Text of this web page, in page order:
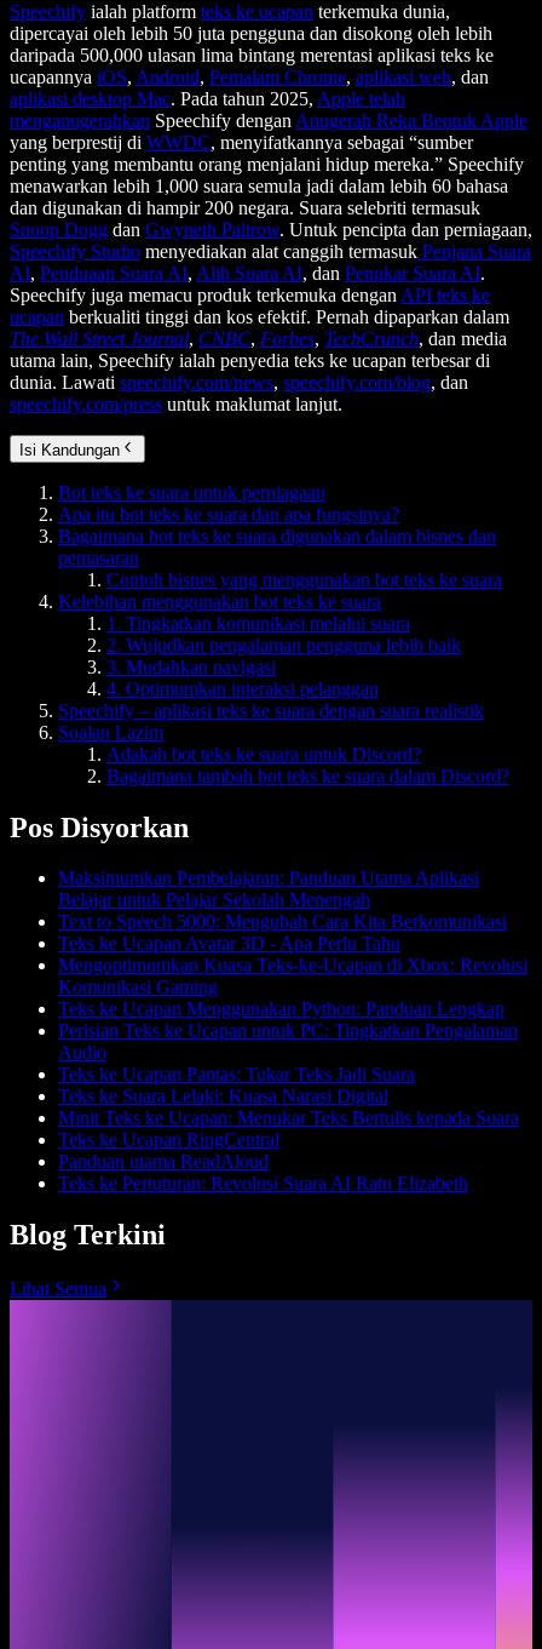
Speechify ialah platform teks ke ucapan terkemuka dunia,
dipercayai oleh lebih 50 juta pengguna dan disokong oleh lebih
daripada 500,000 ulasan lima bintang merentasi aplikasi teks ke
ucapannya iOS, Android, Pemalam Chrome, aplikasi web, dan
aplikasi desktop Mac. Pada tahun 2025, Apple telah
menganugerahkan Speechify dengan Anugerah Reka Bentuk Apple
yang berprestij di WWDC, menyifatkannya sebagai “sumber
penting yang membantu orang menjalani hidup mereka.” Speechify
menawarkan lebih 1,000 suara semula jadi dalam lebih 60 bahasa
dan digunakan di hampir 200 negara. Suara selebriti termasuk
Snoop Dogg dan Gwyneth Paltrow. Untuk pencipta dan perniagaan,
Speechify Studio menyediakan alat canggih termasuk Penjana Suara
AI, Penduaan Suara AI, Alih Suara AI, dan Penukar Suara AI.
Speechify juga memacu produk terkemuka dengan API teks ke
ucapan berkualiti tinggi dan kos efektif. Pernah dipaparkan dalam
The Wall Street Journal, CNBC, Forbes, TechCrunch, dan media
utama lain, Speechify ialah penyedia teks ke ucapan terbesar di
dunia. Lawati speechify.com/news, speechify.com/blog, dan
speechify.com/press untuk maklumat lanjut.
Isi Kandungan
Bot teks ke suara untuk perniagaan
Apa itu bot teks ke suara dan apa fungsinya?
Bagaimana bot teks ke suara digunakan dalam bisnes dan
pemasaran
Contoh bisnes yang menggunakan bot teks ke suara
Kelebihan menggunakan bot teks ke suara
1. Tingkatkan komunikasi melalui suara
2. Wujudkan pengalaman pengguna lebih baik
3. Mudahkan navigasi
4. Optimumkan interaksi pelanggan
Speechify – aplikasi teks ke suara dengan suara realistik
Soalan Lazim
Adakah bot teks ke suara untuk Discord?
Bagaimana tambah bot teks ke suara dalam Discord?
Pos Disyorkan
Maksimumkan Pembelajaran: Panduan Utama Aplikasi
Belajar untuk Pelajar Sekolah Menengah
Text to Speech 5000: Mengubah Cara Kita Berkomunikasi
Teks ke Ucapan Avatar 3D - Apa Perlu Tahu
Mengoptimumkan Kuasa Teks-ke-Ucapan di Xbox: Revolusi
Komunikasi Gaming
Teks ke Ucapan Menggunakan Python: Panduan Lengkap
Perisian Teks ke Ucapan untuk PC: Tingkatkan Pengalaman
Audio
Teks ke Ucapan Pantas: Tukar Teks Jadi Suara
Teks ke Suara Lelaki: Kuasa Narasi Digital
Minit Teks ke Ucapan: Menukar Teks Bertulis kepada Suara
Teks ke Ucapan RingCentral
Panduan utama ReadAloud
Teks ke Pertuturan: Revolusi Suara AI Ratu Elizabeth
Blog Terkini
Lihat Semua